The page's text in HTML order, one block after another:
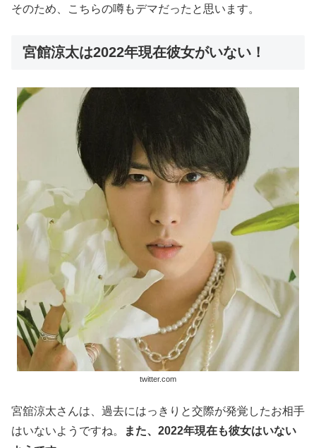
そのため、こちらの噂もデマだったと思います。
宮館涼太は2022年現在彼女がいない！
twitter.com
宮舘涼太さんは、過去にはっきりと交際が発覚したお相手
はいないようですね。
また、2022年現在も彼女はいない